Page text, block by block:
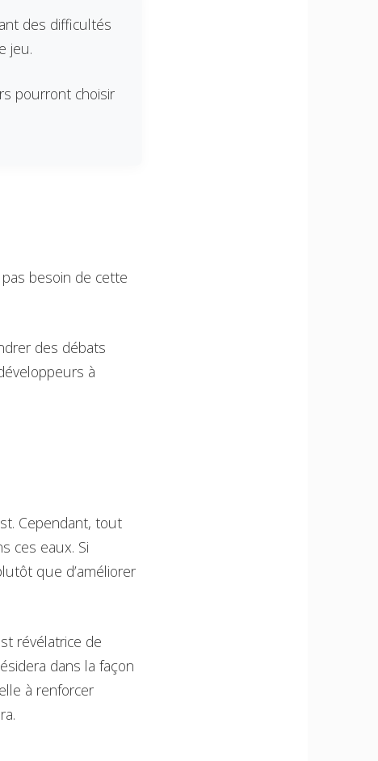
des difficultés
jeu.
pourront choisir
besoin de cette
des débats
à
Cependant, tout
ces eaux. Si
que d’améliorer
révélatrice de
dans la façon
à renforcer